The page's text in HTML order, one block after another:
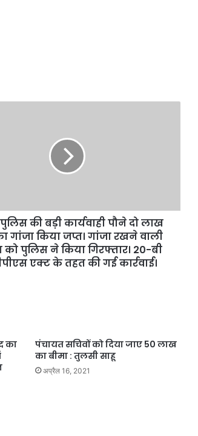
की बड़ी कार्यवाही पौने दो लाख
गांजा किया जप्त। गांजा रखने वाली
को पुलिस ने किया गिरफ्तार। 20-बी
एक्ट के तहत की गई कार्रवाई।
का
पंचायत सचिवों को दिया जाए 50 लाख
का बीमा : तुलसी साहू
अप्रैल 16, 2021